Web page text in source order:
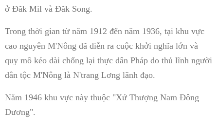
ở Đăk Mil và Đăk Song.
Trong thời gian từ năm 1912 đến năm 1936, tại khu vực
cao nguyên M'Nông đã diễn ra cuộc khởi nghĩa lớn và
quy mô kéo dài chống lại thực dân Pháp do thủ lĩnh người
dân tộc M'Nông là N'trang Lơng lãnh đạo.
Năm 1946 khu vực này thuộc "Xứ Thượng Nam Đông
Dương".